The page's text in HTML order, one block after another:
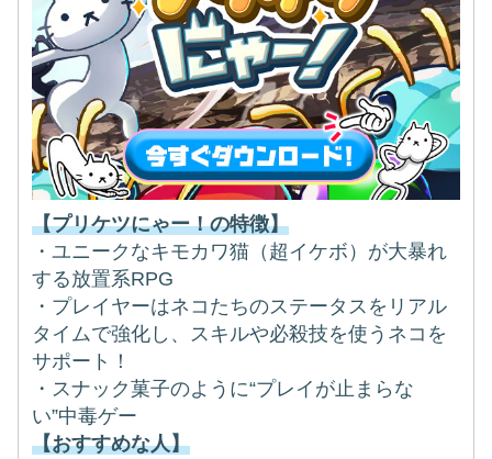
【プリケツにゃー！の特徴】
・ユニークなキモカワ猫（超イケボ）が大暴れ
する放置系RPG
・プレイヤーはネコたちのステータスをリアル
タイムで強化し、スキルや必殺技を使うネコを
サポート！
・スナック菓子のように“プレイが止まらな
い”中毒ゲー
【おすすめな人】